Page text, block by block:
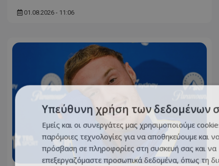
01.08.2026 - 11:06
Υπεύθυνη χρήση των δεδομένων
Εμείς και οι συνεργάτες μας χρησιμοποιούμε
παρόμοιες τεχνολογίες για να αποθηκεύουμε και
πρόσβαση σε πληροφορίες στη συσκευή σας και να
επεξεργαζόμαστε προσωπικά δεδομένα, όπως τη